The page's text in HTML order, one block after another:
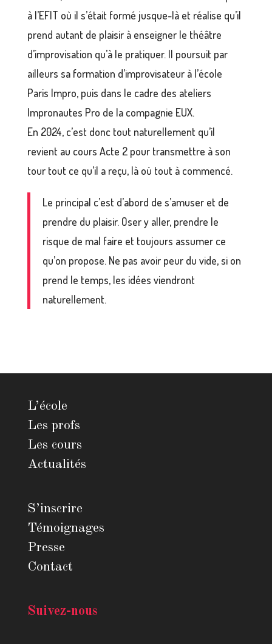
à l’EFIT où il s’était formé jusque-là et réalise qu’il
prend autant de plaisir à enseigner le théâtre
d’improvisation qu’à le pratiquer. Il poursuit par
ailleurs sa formation d’improvisateur à l’école
Paris Impro, puis dans le cadre des ateliers
Impronautes Pro de la compagnie EUX.
En 2024, c’est donc tout naturellement qu’il
revient au cours Acte 2 pour transmettre à son
tour tout ce qu’il a reçu, là où tout à commencé.
Le principal c’est d’abord de s’amuser et de
prendre du plaisir. Oser y aller, prendre le
risque de mal faire et toujours assumer ce
qu’on propose. Ne pas avoir peur du vide, si on
prend le temps, les idées viendront
naturellement.
L’école
Les profs
Les cours
Actualités
S’inscrire
Témoignages
Presse
Contact
Suivez-nous